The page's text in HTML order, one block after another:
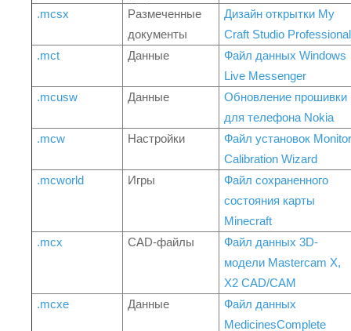
.mcsx
Размеченные
документы
Дизайн открытки My
Craft Studio Professional
.mct
Данные
Файл данных Windows
Live Messenger
.mcusw
Данные
Обновление прошивки
для телефона Nokia
.mcw
Настройки
Файл установок Monitor
Calibration Wizard
.mcworld
Игры
Файл сохраненного
состояния карты
Minecraft
.mcx
CAD-файлы
Файл данных 3D-
модели Mastercam X,
X2 CAD/CAM
.mcxe
Данные
Файл данных
MedicinesComplete